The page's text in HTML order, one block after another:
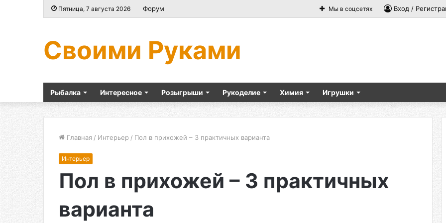
Пятница, 7 августа 2026 Форум Вход /
Мы в соцсетях
Своими Руками
Рыбалка Интересное Розыгрыши Рукоделие Химия Игрушки
Главная / Интерьер / Пол в прихожей – 3 практичных варианта
Интерьер
Пол в прихожей – 3 практичных
варианта